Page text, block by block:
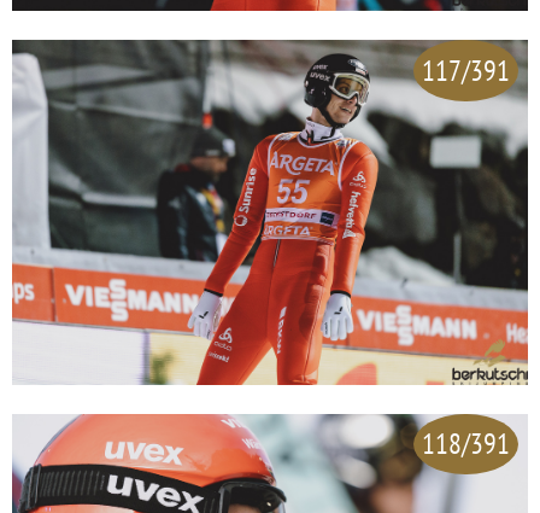
117/391
118/391